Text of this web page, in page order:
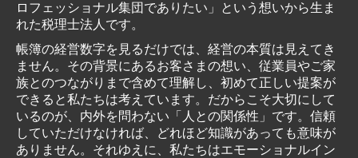
監査担当者の1日
働きやすさへの取組
数字で見るアプレディア
募集要項
お問い合わせ
ロフェッショナル集団でありたい」という想いから生ま
れた税理士法人です。
帳簿の経営数字を見るだけでは、経営の本質は見えてき
ません。その背景にあるお客さまの想い、従業員やご家
族とのつながりまで含めて理解し、初めて正しい提案が
できると私たちは考えています。だからこそ大切にして
いるのが、内外を問わない「人との関係性」です。信頼
していただけなければ、どれほど知識があっても意味が
ありません。それゆえに、私たちはエモーショナルイン